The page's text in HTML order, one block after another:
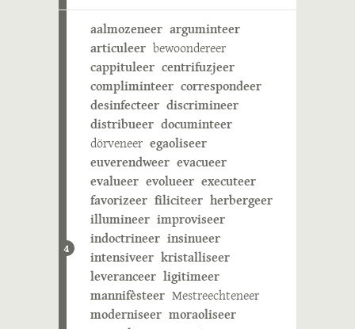
4
aalmozeneer arguminteer
articuleer bewoondereer
cappituleer centrifuzjeer
compliminteer correspondeer
desinfecteer discrimineer
distribueer documinteer
dörveneer egaoliseer
euverendweer evacueer
evalueer evolueer executeer
favorizeer filiciteer herbergeer
illumineer improviseer
indoctrineer insinueer
intensiveer kristalliseer
leveranceer ligitimeer
mannifèsteer Mestreechteneer
moderniseer moraoliseer